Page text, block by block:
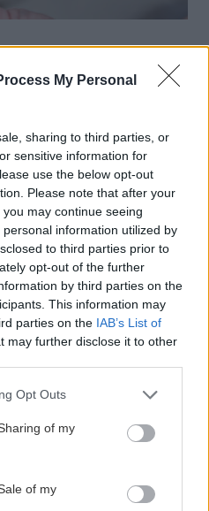
My Personal
sharing to third parties, or
sensitive information for
use the below opt-out
Please note that after your
may continue seeing
information utilized by
to third parties prior to
opt-out of the further
by third parties on the
This information may
parties on the IAB’s List of
may further disclose it to other
uses one or more Google
behaviour. You may click to
and its third-party tags to
purposes in below Google
Opt Outs
of my
of my
Natrieme ním
a záslepku do nej